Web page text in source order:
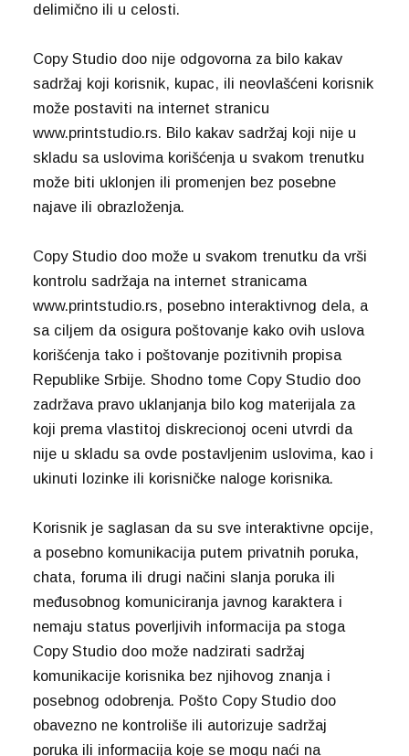
delimično ili u celosti.
Copy Studio doo nije odgovorna za bilo kakav
sadržaj koji korisnik, kupac, ili neovlašćeni korisnik
može postaviti na internet stranicu
www.printstudio.rs. Bilo kakav sadržaj koji nije u
skladu sa uslovima korišćenja u svakom trenutku
može biti uklonjen ili promenjen bez posebne
najave ili obrazloženja.
Copy Studio doo može u svakom trenutku da vrši
kontrolu sadržaja na internet stranicama
www.printstudio.rs, posebno interaktivnog dela, a
sa ciljem da osigura poštovanje kako ovih uslova
korišćenja tako i poštovanje pozitivnih propisa
Republike Srbije. Shodno tome Copy Studio doo
zadržava pravo uklanjanja bilo kog materijala za
koji prema vlastitoj diskrecionoj oceni utvrdi da
nije u skladu sa ovde postavljenim uslovima, kao i
ukinuti lozinke ili korisničke naloge korisnika.
Korisnik je saglasan da su sve interaktivne opcije,
a posebno komunikacija putem privatnih poruka,
chata, foruma ili drugi načini slanja poruka ili
međusobnog komuniciranja javnog karaktera i
nemaju status poverljivih informacija pa stoga
Copy Studio doo može nadzirati sadržaj
komunikacije korisnika bez njihovog znanja i
posebnog odobrenja. Pošto Copy Studio doo
obavezno ne kontroliše ili autorizuje sadržaj
poruka ili informacija koje se mogu naći na